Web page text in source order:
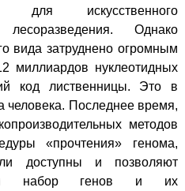
для искусственного
Однако
вида затруднено огромным
миллиардов нуклеотидных
код лиственницы. Это в
человека. Последнее время,
методов
«прочтения» генома,
доступны и позволяют
набор генов и их